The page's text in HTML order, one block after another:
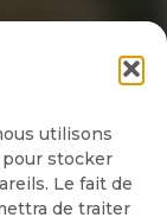
utilisons
stocker
Le fait de
de traiter